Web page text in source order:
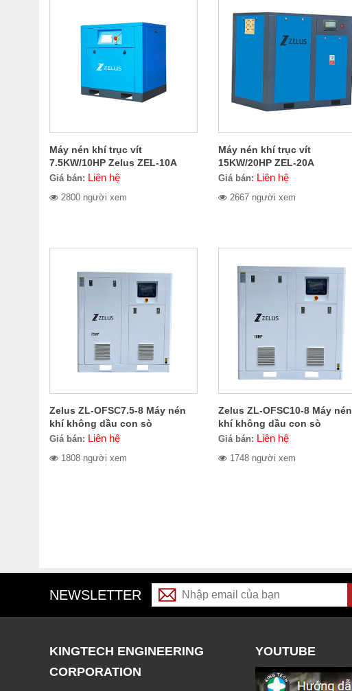
Máy nén khí trục vít
7.5KW/10HP Zelus ZEL-10A
Giá bán: Liên hệ
2800 người xem
Máy nén khí trục vít
15KW/20HP ZEL-20A
Giá bán: Liên hệ
2667 người xem
Zelus ZL-OFSC7.5-8 Máy nén
khí không dầu con sò
Giá bán: Liên hệ
1808 người xem
Zelus ZL-OFSC10-8 Máy nén
khí không dầu con sò
Giá bán: Liên hệ
1748 người xem
NEWSLETTER
KINGTECH ENGINEERING
CORPORATION
YOUTUBE